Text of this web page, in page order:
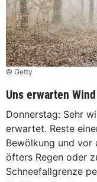
© Getty
Uns erwarten
Donnerstag: Sehr
erwartet. Reste
Bewölkung und vor
öfters Regen oder
Schneefallgrenze